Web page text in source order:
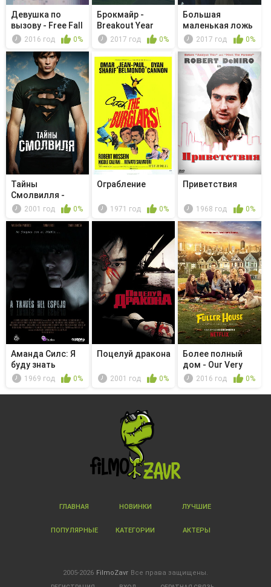
Девушка по
вызову - Free Fall
2016 год 0%
Брокмайр -
Breakout Year
2017 год 0%
Большая
маленькая ложь
- Обстановка н...
2017 год 0%
Тайны
Смолвилля -
Ученик2001 год 0%
Ограбление
1971 год 0%
Приветствия
1968 год 0%
Аманда Силс: Я
буду знать
1969 год 0%
Поцелуй дракона
2001 год 0%
Более полный
дом - Our Very
Last Show...
2016 год 0%
ГЛАВНАЯ НОВИНКИ ЛУЧШИЕ
ПОПУЛЯРНЫЕ КАТЕГОРИИ АКТЕРЫ
2005-2026 FilmoZavr Все права защищены.